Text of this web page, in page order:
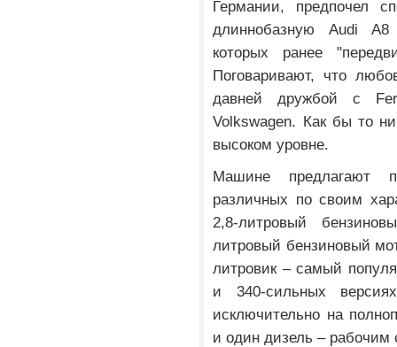
Германии, предпочел
длиннобазную Audi A8
которых ранее
Поговаривают, что
давней дружбой с
Volkswagen. Как бы то
высоком уровне.
Машине предлагают
различных по своим
2,8-литровый
литровый бензиновый
литровик – самый
и 340-сильных
исключительно на
и один дизель –